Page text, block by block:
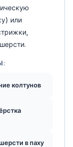
или
колтунов
в паху